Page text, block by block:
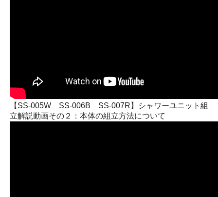
【SS-005W SS-006B SS-007R】シャワーユニット組
立解説動画その２：本体の組立方法について